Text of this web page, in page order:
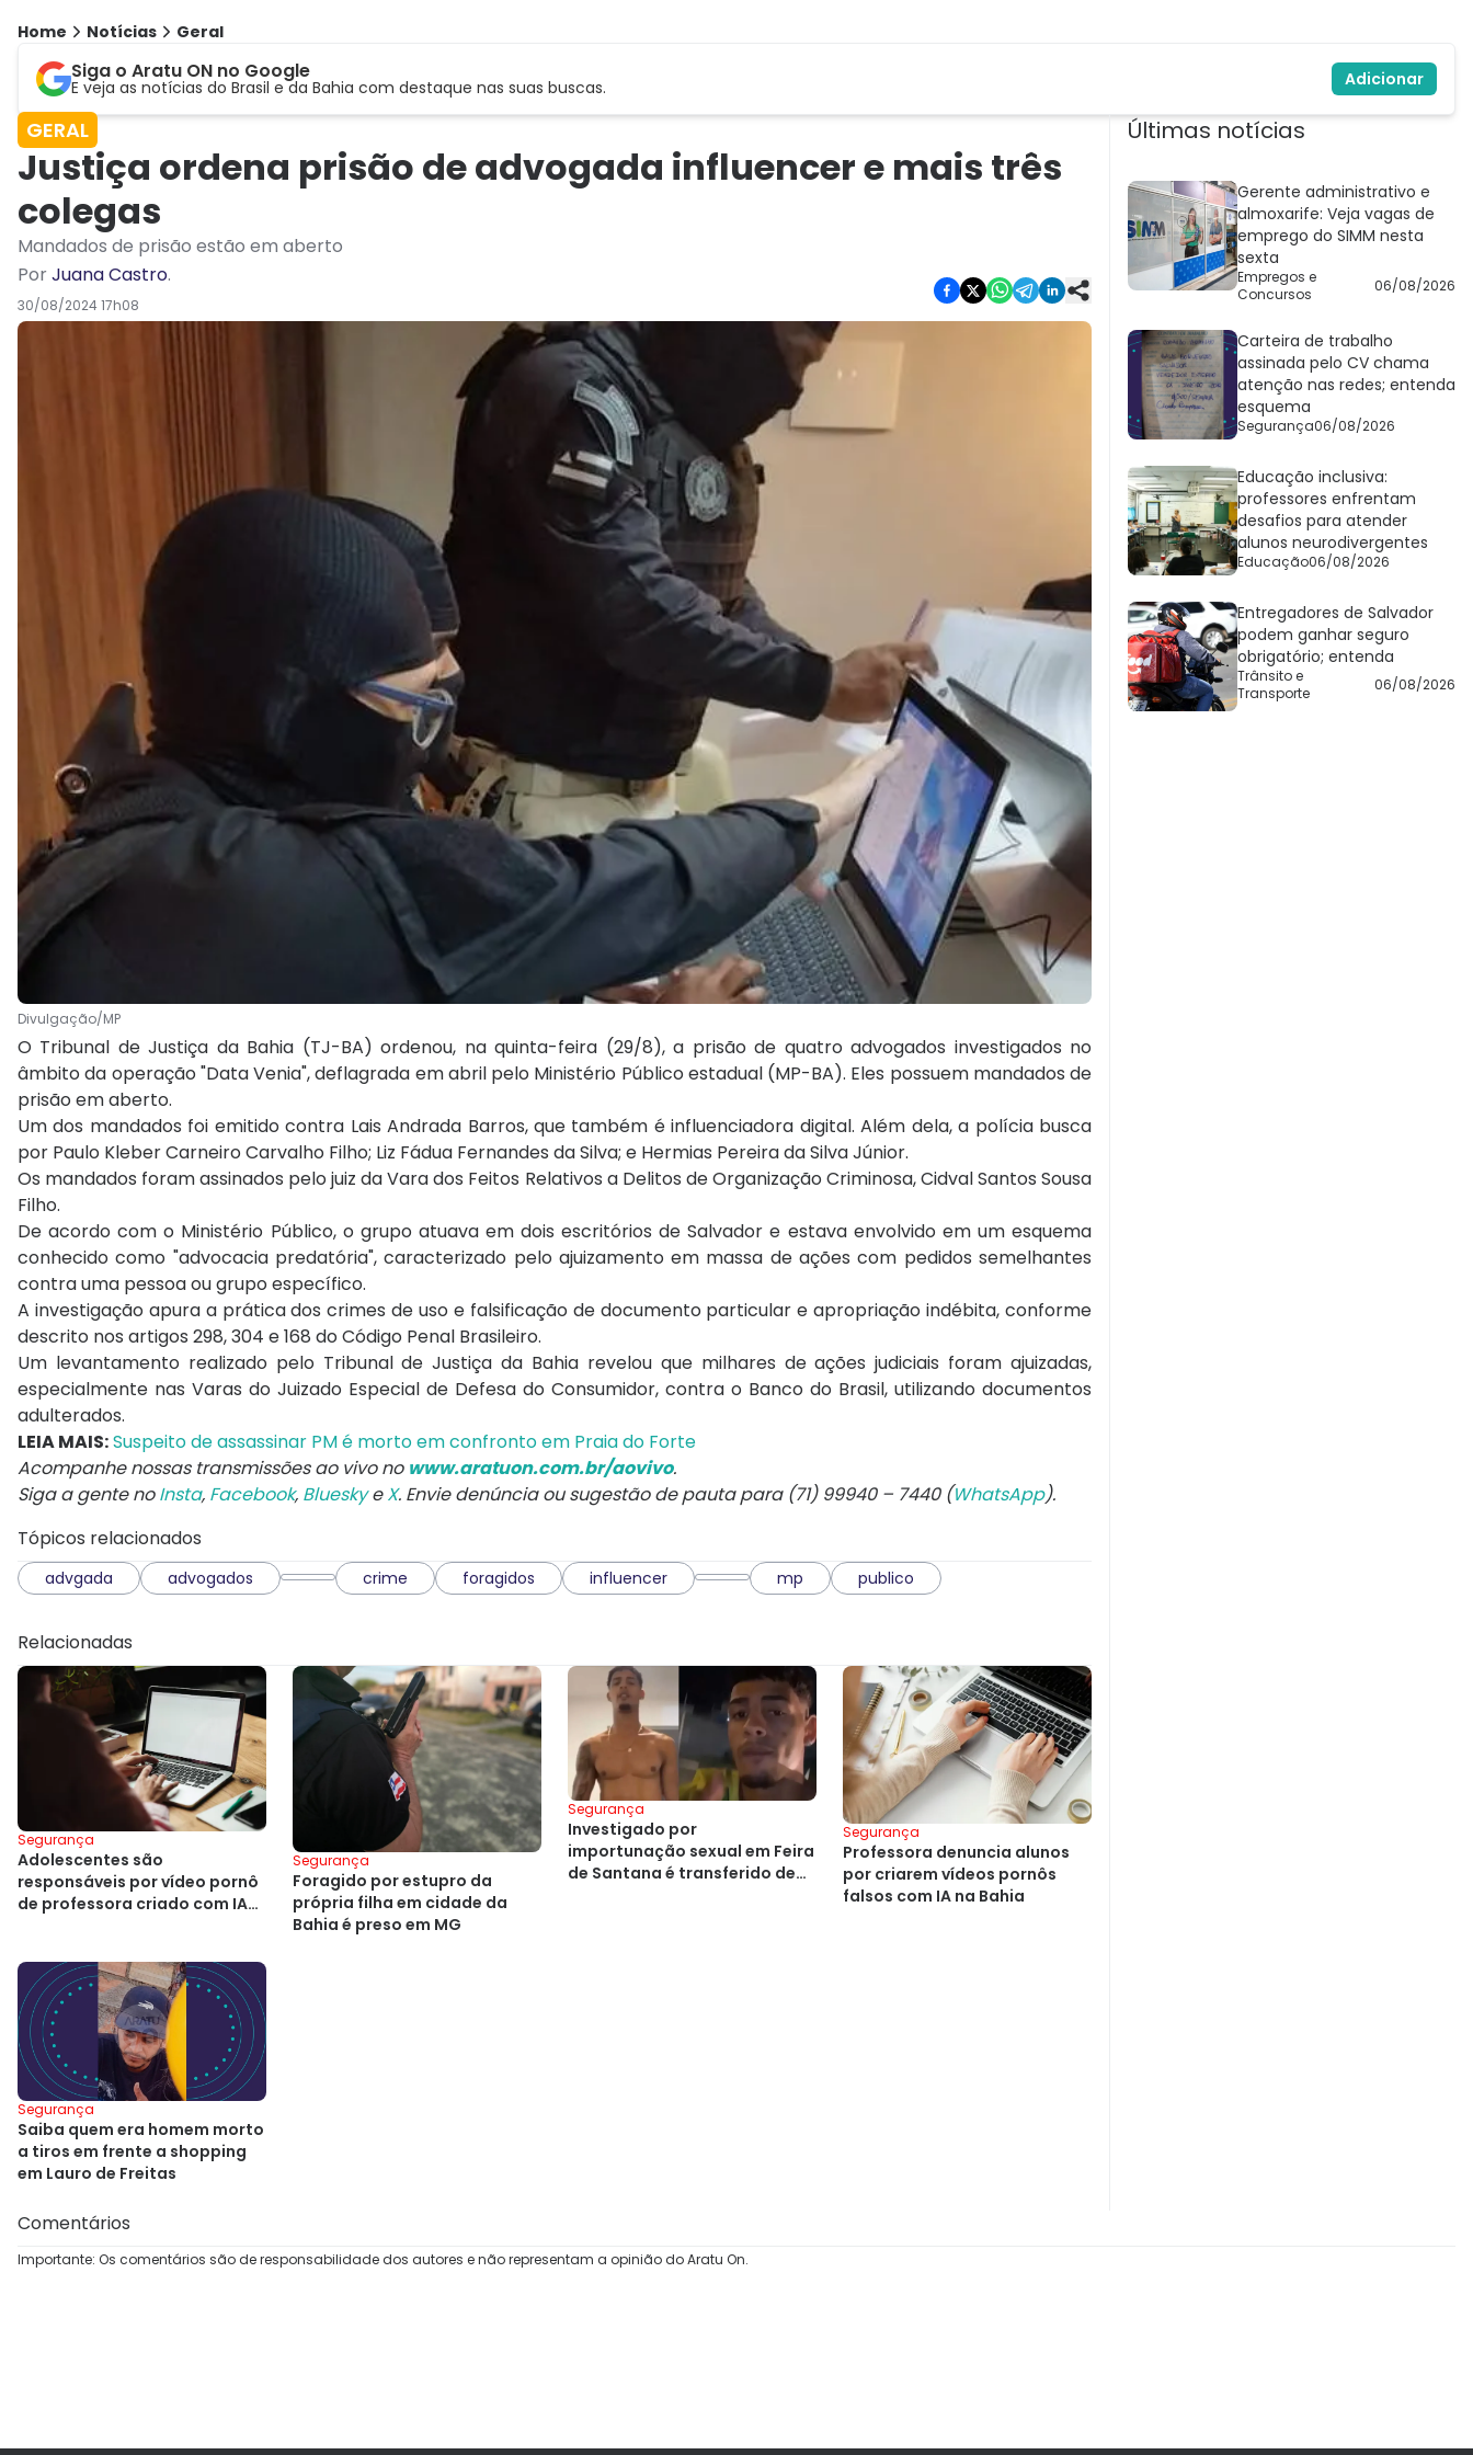
Home Notícias Geral
Siga o Aratu ON no Google
E veja as notícias do Brasil e da Bahia com destaque nas suas buscas. Adicionar
GERAL
Justiça ordena prisão de advogada influencer e mais três
colegas
Mandados de prisão estão em aberto
PorJuana Castro.
30/08/2024 17h08
Divulgação/MP
O Tribunal de Justiça da Bahia (TJ-BA) ordenou, na quinta-feira (29/8), a prisão de quatro advogados investigados no
âmbito da operação "Data Venia", deflagrada em abril pelo Ministério Público estadual (MP-BA). Eles possuem mandados de
prisão em aberto.
Um dos mandados foi emitido contra Lais Andrada Barros, que também é influenciadora digital. Além dela, a polícia busca
por Paulo Kleber Carneiro Carvalho Filho; Liz Fádua Fernandes da Silva; e Hermias Pereira da Silva Júnior.
Os mandados foram assinados pelo juiz da Vara dos Feitos Relativos a Delitos de Organização Criminosa, Cidval Santos Sousa
Filho.
De acordo com o Ministério Público, o grupo atuava em dois escritórios de Salvador e estava envolvido em um esquema
conhecido como "advocacia predatória", caracterizado pelo ajuizamento em massa de ações com pedidos semelhantes
contra uma pessoa ou grupo específico.
A investigação apura a prática dos crimes de uso e falsificação de documento particular e apropriação indébita, conforme
descrito nos artigos 298, 304 e 168 do Código Penal Brasileiro.
Um levantamento realizado pelo Tribunal de Justiça da Bahia revelou que milhares de ações judiciais foram ajuizadas,
especialmente nas Varas do Juizado Especial de Defesa do Consumidor, contra o Banco do Brasil, utilizando documentos
adulterados.
LEIA MAIS:Suspeito de assassinar PM é morto em confronto em Praia do Forte
Acompanhe nossas transmissões ao vivo no www.aratuon.com.br/aovivo.
Siga a gente noInsta, Facebook, BlueskyeX. Envie denúncia ou sugestão de pauta para (71) 99940 – 7440 (WhatsApp).
Tópicos relacionados
advgada advogados crime foragidos influencer mp publico
Relacionadas
Segurança
Adolescentes são
responsáveis por vídeo pornô
de professora criado com IA
Segurança
Foragido por estupro da
própria filha em cidade da
Bahia é preso em MG
Segurança
Investigado por
importunação sexual em Feira
de Santana é transferido de
Segurança
Professora denuncia alunos
por criarem vídeos pornôs
falsos com IA na Bahia
Segurança
Saiba quem era homem morto
a tiros em frente a shopping
em Lauro de Freitas
Últimas notícias
Gerente administrativo e
almoxarife: Veja vagas de
emprego do SIMM nesta
sexta
Empregos e
Concursos
06/08/2026
Carteira de trabalho
assinada pelo CV chama
atenção nas redes; entenda
esquema
Segurança06/08/2026
Educação inclusiva:
professores enfrentam
desafios para atender
alunos neurodivergentes
Educação06/08/2026
Entregadores de Salvador
podem ganhar seguro
obrigatório; entenda
Trânsito e
Transporte
06/08/2026
Comentários
Importante: Os comentários são de responsabilidade dos autores e não representam a opinião do Aratu On.